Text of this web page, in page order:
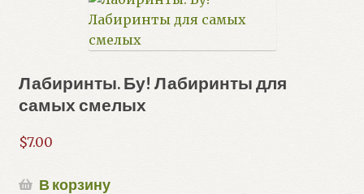
Лабиринты. Бу! Лабиринты для
самых смелых
$7.00
В корзину